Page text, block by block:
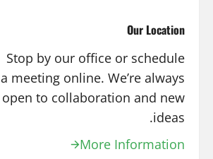
Our Location
Stop by our office or schedule
a meeting online. We’re always
open to collaboration and new
ideas.
More Information